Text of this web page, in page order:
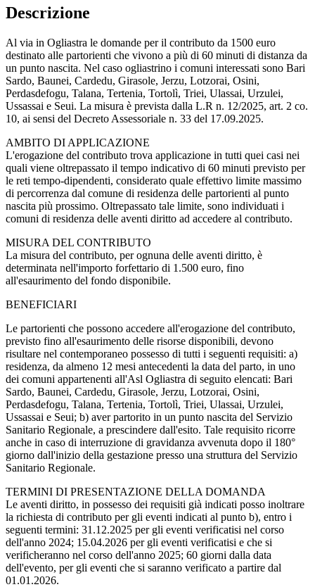
Descrizione
Al via in Ogliastra le domande per il contributo da 1500 euro
destinato alle partorienti che vivono a più di 60 minuti di distanza da
un punto nascita. Nel caso ogliastrino i comuni interessati sono Bari
Sardo, Baunei, Cardedu, Girasole, Jerzu, Lotzorai, Osini,
Perdasdefogu, Talana, Tertenia, Tortolì, Triei, Ulassai, Urzulei,
Ussassai e Seui. La misura è prevista dalla L.R n. 12/2025, art. 2 co.
10, ai sensi del Decreto Assessoriale n. 33 del 17.09.2025.
AMBITO DI APPLICAZIONE
L'erogazione del contributo trova applicazione in tutti quei casi nei
quali viene oltrepassato il tempo indicativo di 60 minuti previsto per
le reti tempo-dipendenti, considerato quale effettivo limite massimo
di percorrenza dal comune di residenza delle partorienti al punto
nascita più prossimo. Oltrepassato tale limite, sono individuati i
comuni di residenza delle aventi diritto ad accedere al contributo.
MISURA DEL CONTRIBUTO
La misura del contributo, per ognuna delle aventi diritto, è
determinata nell'importo forfettario di 1.500 euro, fino
all'esaurimento del fondo disponibile.
BENEFICIARI
Le partorienti che possono accedere all'erogazione del contributo,
previsto fino all'esaurimento delle risorse disponibili, devono
risultare nel contemporaneo possesso di tutti i seguenti requisiti: a)
residenza, da almeno 12 mesi antecedenti la data del parto, in uno
dei comuni appartenenti all'Asl Ogliastra di seguito elencati: Bari
Sardo, Baunei, Cardedu, Girasole, Jerzu, Lotzorai, Osini,
Perdasdefogu, Talana, Tertenia, Tortolì, Triei, Ulassai, Urzulei,
Ussassai e Seui; b) aver partorito in un punto nascita del Servizio
Sanitario Regionale, a prescindere dall'esito. Tale requisito ricorre
anche in caso di interruzione di gravidanza avvenuta dopo il 180°
giorno dall'inizio della gestazione presso una struttura del Servizio
Sanitario Regionale.
TERMINI DI PRESENTAZIONE DELLA DOMANDA
Le aventi diritto, in possesso dei requisiti già indicati posso inoltrare
la richiesta di contributo per gli eventi indicati al punto b), entro i
seguenti termini: 31.12.2025 per gli eventi verificatisi nel corso
dell'anno 2024; 15.04.2026 per gli eventi verificatisi e che si
verificheranno nel corso dell'anno 2025; 60 giorni dalla data
dell'evento, per gli eventi che si saranno verificato a partire dal
01.01.2026.